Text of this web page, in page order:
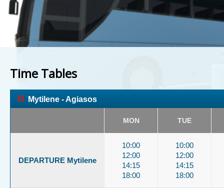
Time Tables
¤ Mytilene - Agiasos
MON TUE
DEPARTURE Mytilene
10:00
12:00
14:15
18:00
10:00
12:00
14:15
18:00